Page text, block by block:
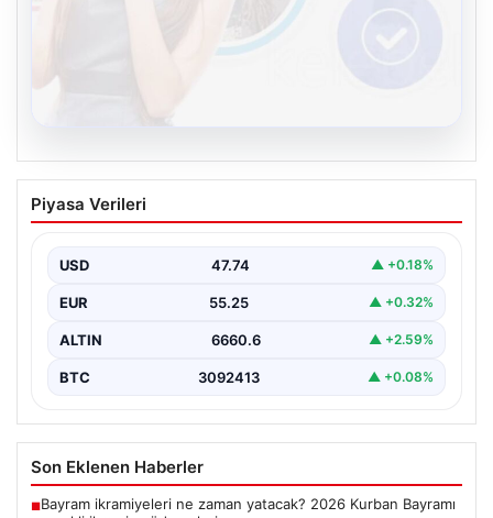
Kelebek sohbet platformu İle Sanal
İletişimin Güvenli Adresi Ve Muhabbet
Sanal dünyasında bireylerin güvenli bir biçimde iletişim
çeşitli…
Piyasa Verileri
USD 47.74 ▲ +0.18%
EUR 55.25 ▲ +0.32%
ALTIN 6660.6 ▲ +2.59%
BTC 3092413 ▲ +0.08%
Son Eklenen Haberler
■Bayram ikramiyeleri ne zaman yatacak? 2026 Kurban Bayramı